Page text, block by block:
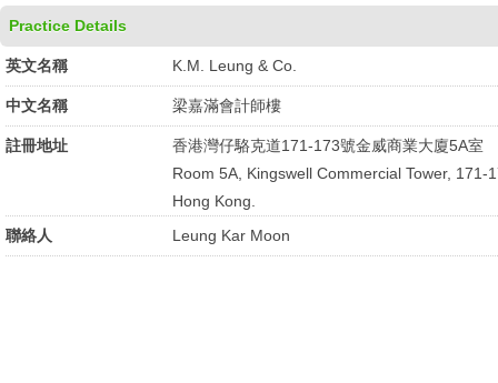
Practice Details
英文名稱 K.M. Leung & Co.
中文名稱 梁嘉滿會計師樓
註冊地址
香港灣仔駱克道171-173號金威商業大廈5A室
Room 5A, Kingswell Commercial Tower, 171-
Hong Kong.
聯絡人
Leung Kar Moon